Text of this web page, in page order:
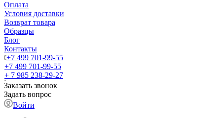
Оплата
Условия доставки
Возврат товара
Образцы
Блог
Контакты
+7 499 701-99-55
+7 499 701-99-55
+ 7 985 238-29-27
Заказать звонок
Задать вопрос
Войти